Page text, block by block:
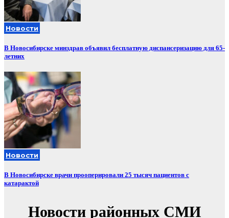
Новости
В Новосибирске минздрав объявил бесплатную диспансеризацию для 65-
летних
Новости
В Новосибирске врачи прооперировали 25 тысяч пациентов с
катарактой